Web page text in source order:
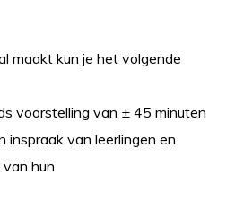
maakt kun je het volgende
voorstelling van ± 45 minuten
inspraak van leerlingen en
hun